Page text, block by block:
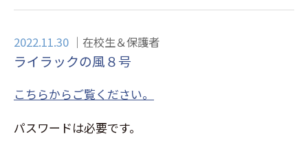
2022.11.30 在校生＆保護者
ライラックの風８号
こちらからご覧ください。
パスワードは必要です。